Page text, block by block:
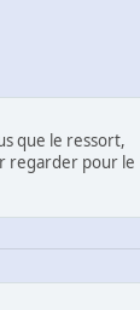
que le ressort,
regarder pour le